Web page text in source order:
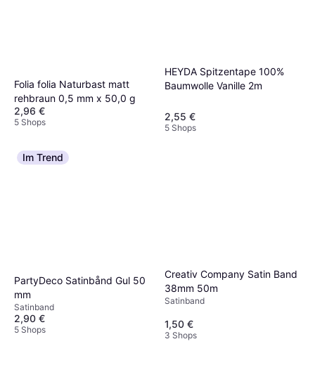
Folia folia Naturbast matt
rehbraun 0,5 mm x 50,0 g
2,96 €
5 Shops
HEYDA Spitzentape 100%
Baumwolle Vanille 2m
2,55 €
5 Shops
Im Trend
PartyDeco Satinbånd Gul 50
mm
Satinband
2,90 €
5 Shops
Creativ Company Satin Band
38mm 50m
Satinband
1,50 €
3 Shops